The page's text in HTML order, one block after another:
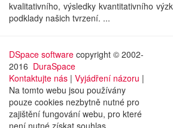
kvalitativního, výsledky kvantitativního
podklady našich tvrzení. ...
DSpace software copyright © 2002-
2016 DuraSpace
Kontaktujte nás | Vyjádření názoru |
Na tomto webu jsou používány
pouze cookies nezbytně nutné pro
zajištění fungování webu, pro které
není nutné získat souhlas.